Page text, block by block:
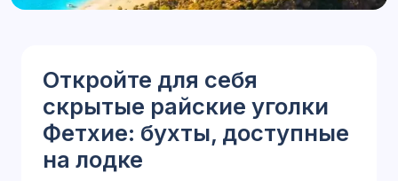
Откройте для себя
скрытые райские уголки
Фетхие: бухты, доступные
на лодке